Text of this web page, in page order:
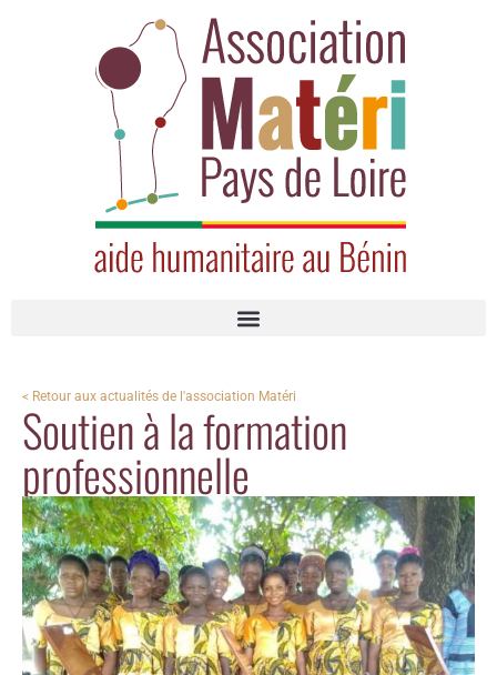
< Retour aux actualités de l'association Matéri
Soutien à la formation
professionnelle